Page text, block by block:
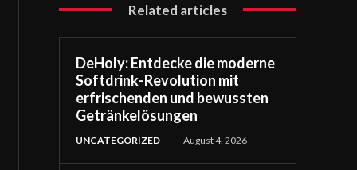
Related articles
DeHoly: Entdecke die moderne
Softdrink-Revolution mit
erfrischenden und bewussten
Getränkelösungen
UNCATEGORIZED August 4, 2026